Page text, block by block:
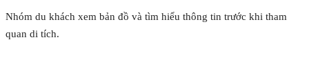
Nhóm du khách xem bản đồ và tìm hiểu thông tin trước khi tham
quan di tích.